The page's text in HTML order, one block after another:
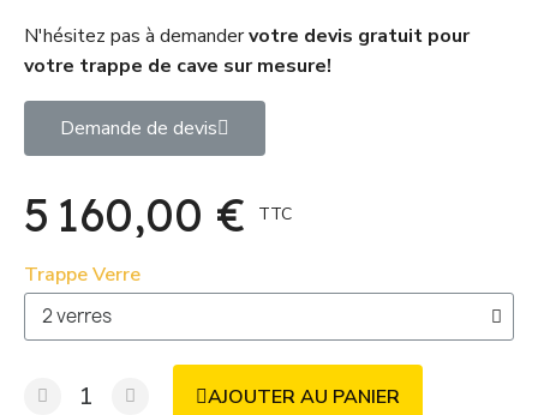
N'hésitez pas à demandervotre devis gratuit pour
votre trappe de cave sur mesure!
Demande de devis
5 160,00 € TTC
Trappe Verre
AJOUTER AU PANIER